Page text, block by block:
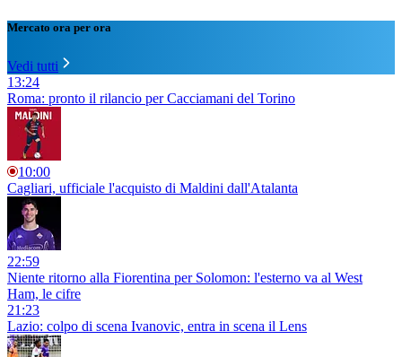
Mercato ora per ora
Vedi tutti
13:24
Roma: pronto il rilancio per Cacciamani del Torino
10:00
Cagliari, ufficiale l'acquisto di Maldini dall'Atalanta
22:59
Niente ritorno alla Fiorentina per Solomon: l'esterno va al West
Ham, le cifre
21:23
Lazio: colpo di scena Ivanovic, entra in scena il Lens